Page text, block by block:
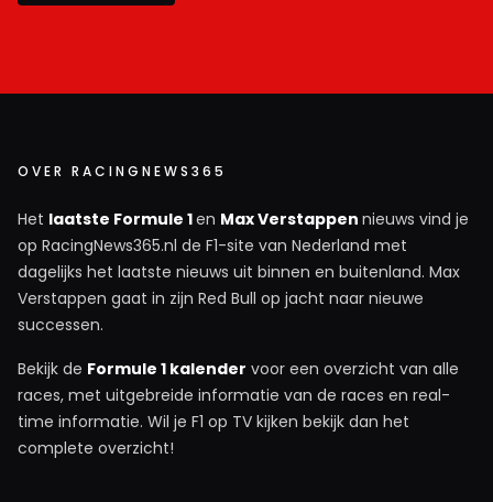
OVER RACINGNEWS365
Het laatste Formule 1en Max Verstappen nieuws vind je
op RacingNews365.nl de F1-site van Nederland met
dagelijks het laatste nieuws uit binnen en buitenland. Max
Verstappen gaat in zijn Red Bull op jacht naar nieuwe
successen.
Bekijk de Formule 1 kalender voor een overzicht van alle
races, met uitgebreide informatie van de races en real-
time informatie. Wil je F1 op TV kijken bekijk dan het
complete overzicht!